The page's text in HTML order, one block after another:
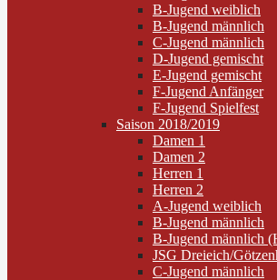
B-Jugend weiblich
B-Jugend männlich
C-Jugend männlich
D-Jugend gemischt
E-Jugend gemischt
F-Jugend Anfänger
F-Jugend Spielfest
Saison 2018/2019
Damen 1
Damen 2
Herren 1
Herren 2
A-Jugend weiblich
B-Jugend männlich
B-Jugend männlich
JSG Dreieich/
C-Jugend männlich